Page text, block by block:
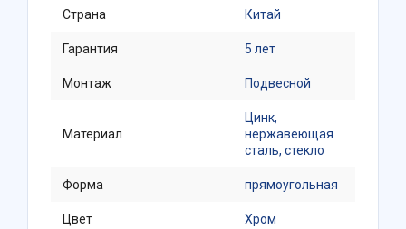
Страна Китай
Гарантия 5 лет
Монтаж Подвесной
Материал
Цинк,
нержавеющая
сталь, стекло
Форма прямоугольная
Цвет Хром